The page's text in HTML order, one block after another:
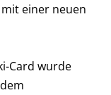
einer neuen
Card wurde